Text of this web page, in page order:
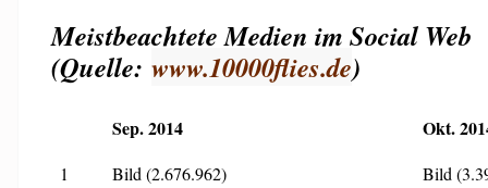
Meistbeachtete Medien im Social Web
(Quelle: www.10000flies.de)
Sep. 2014 Okt.
1 Bild (2.676.962)
Bild